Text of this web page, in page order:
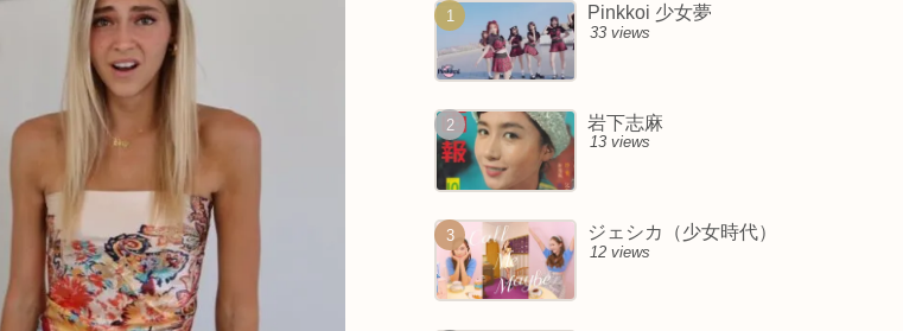
Pinkkoi 少女夢
33 views
岩下志麻
13 views
ジェシカ（少女時代）
12 views